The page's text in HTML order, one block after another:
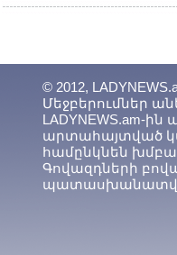
© 2012,
Մեջբերումներ
LADYNEWS.am-
արտահայտված
համընկնեն
Գովազդների